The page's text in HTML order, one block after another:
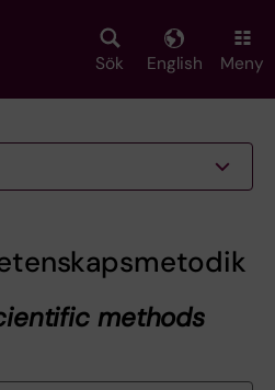
Sök English Meny
methods